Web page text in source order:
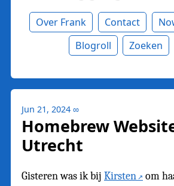
Over Frank Contact
Blogroll
Zoeken
Jun 21, 2024 ∞
Homebrew
Utrecht
Gisteren was ik bij Kirsten
om